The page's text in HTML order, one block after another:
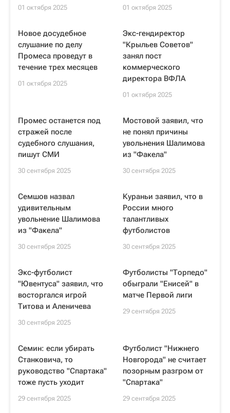
01 октября 2025 01 октября 2025
Новое досудебное
слушание по делу
Промеса проведут в
течение трех месяцев
01 октября 2025
Экс-гендиректор
"Крыльев Советов"
занял пост
коммерческого
директора ВФЛА
01 октября 2025
Промес останется под
стражей после
судебного слушания,
пишут СМИ
30 сентября 2025
Мостовой заявил, что
не понял причины
увольнения Шалимова
из "Факела"
30 сентября 2025
Семшов назвал
удивительным
увольнение Шалимова
из "Факела"
30 сентября 2025
Кураньи заявил, что в
России много
талантливых
футболистов
30 сентября 2025
Экс-футболист
"Ювентуса" заявил, что
восторгался игрой
Титова и Аленичева
30 сентября 2025
Футболисты "Торпедо"
обыграли "Енисей" в
матче Первой лиги
29 сентября 2025
Семин: если убирать
Станковича, то
руководство "Спартака"
тоже пусть уходит
29 сентября 2025
Футболист "Нижнего
Новгорода" не считает
позорным разгром от
"Спартака"
29 сентября 2025